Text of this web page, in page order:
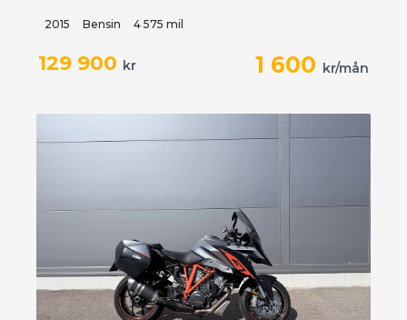
2015 Bensin 4 575 mil
129 900 kr 1 600 kr/mån